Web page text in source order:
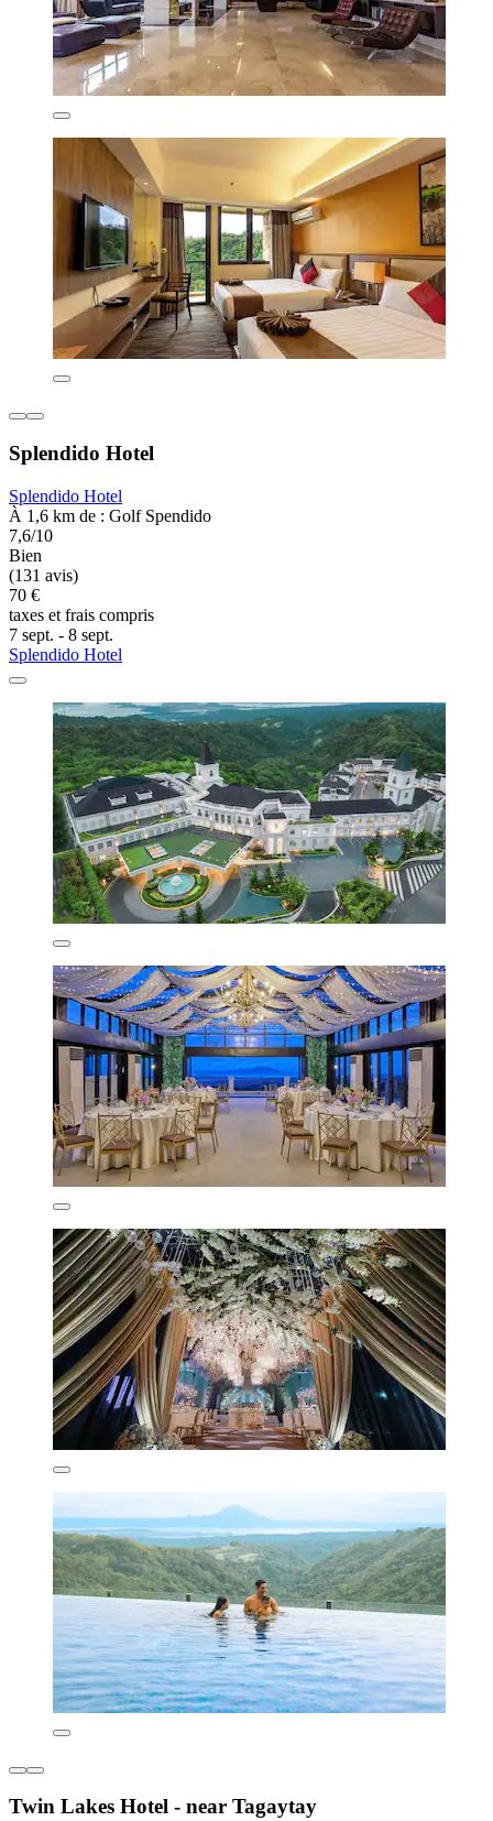
Splendido Hotel
Splendido Hotel
À 1,6 km de : Golf Spendido
7,6/10
Bien
(131 avis)
70 €
taxes et frais compris
7 sept. - 8 sept.
Splendido Hotel
Twin Lakes Hotel - near Tagaytay